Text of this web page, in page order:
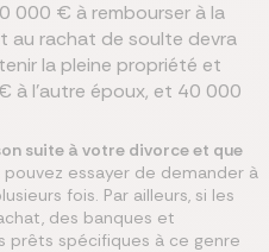
000 € à rembourser à la
au rachat de soulte devra
la pleine propriété et
à l'autre époux, et 40 000
suite à votre divorce et que
pouvez essayer de demander à
fois. Par ailleurs, si les
des banques et
prêts spécifiques à ce genre